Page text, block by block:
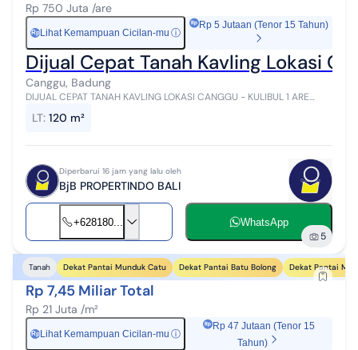
Rp 750 Juta /are
Rp Lihat Kemampuan Cicilan-mu ⓘ
Rp 5 Jutaan (Tenor 15 Tahun)
Dijual Cepat Tanah Kavling Lokasi
Canggu, Badung
DIJUAL CEPAT TANAH KAVLING LOKASI CANGGU - KULIBUL 1 ARE
LT: 120 m²
Diperbarui 16 jam yang lalu oleh
BjB PROPERTINDO BALI
+628180... WhatsApp
5
Tanah Dekat Pantai Munduk Catu Dekat Pantai Batu Bolong Dekat Pantai
Rp 7,45 Miliar Total
Rp 21 Juta /m²
Rp Lihat Kemampuan Cicilan-mu ⓘ
Rp 47 Jutaan (Tenor 15
Tahun)